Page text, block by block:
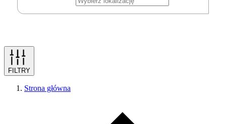
FILTRY
Strona główna